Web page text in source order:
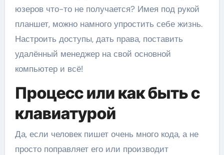
юзеров что-то не получается? Имея под рукой
планшет, можно намного упростить себе жизнь.
Настроить доступы, дать права, поставить
удалённый менеджер на свой основной
компьютер и всё!
Процесс или как быть с
клавиатурой
Да, если человек пишет очень много кода, а не
просто поправляет его или производит